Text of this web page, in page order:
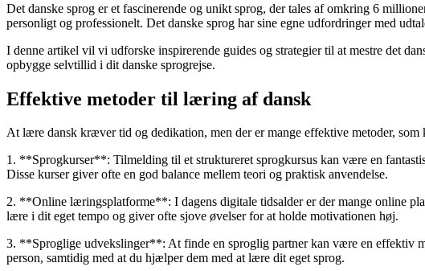
Det danske sprog er et fascinerende og unikt sprog, der tales af omkring 6
personligt og professionelt. Det danske sprog har sine egne udfordringer med
I denne artikel vil vi udforske inspirerende guides og strategier til at mestre det
opbygge selvtillid i dit danske sprogrejse.
Effektive metoder til læring af dansk
At lære dansk kræver tid og dedikation, men der er mange effektive metoder,
1. **Sprogkurser**: Tilmelding til et struktureret sprogkursus kan være en
Disse kurser giver ofte en god balance mellem teori og praktisk anvendelse.
2. **Online læringsplatforme**: I dagens digitale tidsalder er der mange online
lære i dit eget tempo og giver ofte sjove øvelser for at holde motivationen høj.
3. **Sproglige udvekslinger**: At finde en sproglig partner kan være en effektiv
person, samtidig med at du hjælper dem med at lære dit eget sprog.